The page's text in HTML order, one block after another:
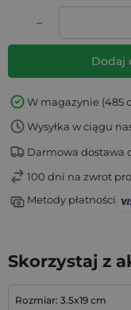
–
Dodaj
W magazynie (485
Wysyłka w ciągu
Darmowa dostawa
100 dni na zwrot
Metody płatności
Skorzystaj z
Rozmiar: 3.5x19 cm